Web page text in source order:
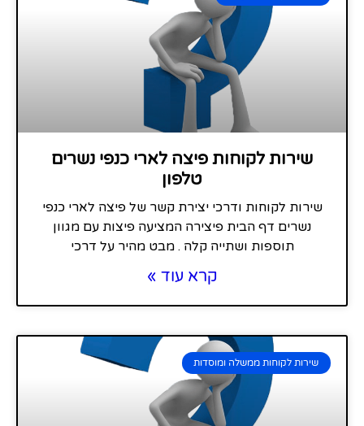
שירות לקוחות פיצה לארי כנפי נשרים
טלפון
שירות לקוחות ודרכי יצירת קשר של פיצה לארי כנפי
נשרים דף הבית פיצירה המציעה פיצות עם מגוון
תוספות ושתייה קלה . מבט מהיר על דרכי
קרא עוד »
שירות לקוחות ממשלה ומוסדות